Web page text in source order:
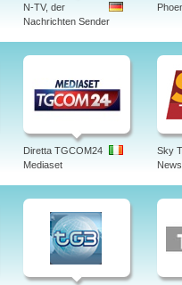
N-TV, der
Nachrichten Sender
Diretta TGCOM24
Mediaset
Sky
News